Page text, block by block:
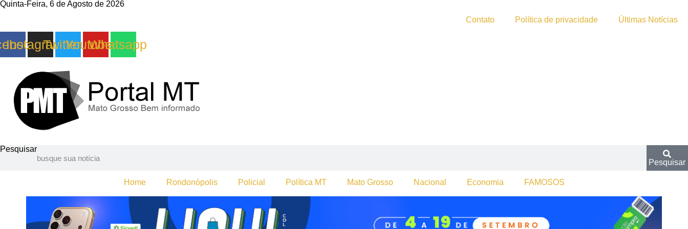
Quinta-Feira, 6 de Agosto de 2026
Contato
Política de privacidade Últimas Notícias
Instagram
TwitterYoutubeWhatsapp
Pesquisar
Pesquisar
Home Rondonópolis Policial Política MT Mato Grosso Nacional Economia FAMOSOS